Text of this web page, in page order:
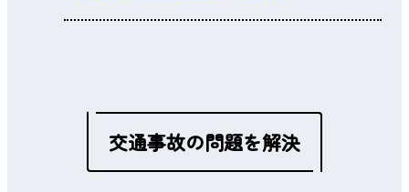
交通事故の問題を解決